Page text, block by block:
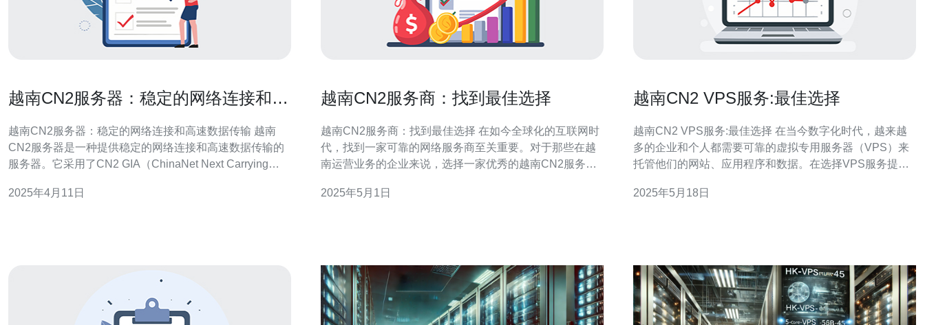
越南CN2服务器：稳定的网络连接和高
越南CN2服务器：稳定的网络连接和高速数据传输 越南
CN2服务器是一种提供稳定的网络连接和高速数据传输的
服务器。它采用了CN2 GIA（ChinaNet Next Carrying
该网络通过多个高速光缆连接了全球各地，为用户提供了
2025年4月11日
越南CN2服务商：找到最佳选择
越南CN2服务商：找到最佳选择 在如今全球化的互联网时
代，找到一家可靠的网络服务商至关重要。对于那些在越
南运营业务的企业来说，选择一家优秀的越南CN2服务商
商。 CN2是“中国网络2”的简称，是中国电信推出的一种高
2025年5月1日
越南CN2 VPS服务:最佳选择
越南CN2 VPS服务:最佳选择 在当今数字化时代，越来越
多的企业和个人都需要可靠的虚拟专用服务器（VPS）来
托管他们的网站、应用程序和数据。在选择VPS服务提供
探讨越南CN2 VPS服务的优势，以及为什么它是最佳选
2025年5月18日